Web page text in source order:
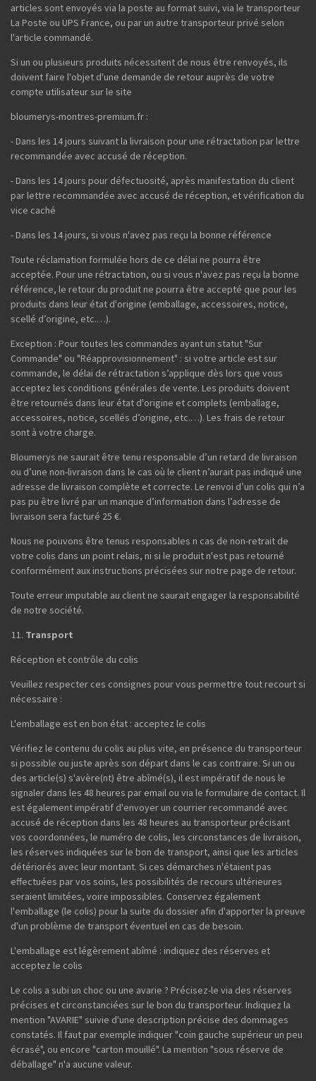
articles sont envoyés via la poste au format suivi, via le transporteur
La Poste ou UPS France, ou par un autre transporteur privé selon
l'article commandé.
Si un ou plusieurs produits nécessitent de nous être renvoyés, ils
doivent faire l'objet d'une demande de retour auprès de votre
compte utilisateur sur le site
bloumerys-montres-premium.fr :
- Dans les 14 jours suivant la livraison pour une rétractation par lettre
recommandée avec accusé de réception.
- Dans les 14 jours pour défectuosité, après manifestation du client
par lettre recommandée avec accusé de réception, et vérification du
vice caché
- Dans les 14 jours, si vous n'avez pas reçu la bonne référence
Toute réclamation formulée hors de ce délai ne pourra être
acceptée. Pour une rétractation, ou si vous n'avez pas reçu la bonne
référence, le retour du produit ne pourra être accepté que pour les
produits dans leur état d'origine (emballage, accessoires, notice,
scellé d’origine, etc.…).
Exception : Pour toutes les commandes ayant un statut "Sur
Commande" ou "Réapprovisionnement" : si votre article est sur
commande, le délai de rétractation s’applique dès lors que vous
acceptez les conditions générales de vente. Les produits doivent
être retournés dans leur état d'origine et complets (emballage,
accessoires, notice, scellés d’origine, etc.…). Les frais de retour
sont à votre charge.
Bloumerys ne saurait être tenu responsable d’un retard de livraison
ou d’une non-livraison dans le cas où le client n’aurait pas indiqué une
adresse de livraison complète et correcte. Le renvoi d’un colis qui n’a
pas pu être livré par un manque d’information dans l’adresse de
livraison sera facturé 25 €.
Nous ne pouvons être tenus responsables n cas de non-retrait de
votre colis dans un point relais, ni si le produit n'est pas retourné
conformément aux instructions précisées sur notre page de retour.
Toute erreur imputable au client ne saurait engager la responsabilité
de notre société.
Transport
Réception et contrôle du colis
Veuillez respecter ces consignes pour vous permettre tout recourt si
nécessaire :
L'emballage est en bon état : acceptez le colis
Vérifiez le contenu du colis au plus vite, en présence du transporteur
si possible ou juste après son départ dans le cas contraire. Si un ou
des article(s) s'avère(nt) être abîmé(s), il est impératif de nous le
signaler dans les 48 heures par email ou via le formulaire de contact. Il
est également impératif d'envoyer un courrier recommandé avec
accusé de réception dans les 48 heures au transporteur précisant
vos coordonnées, le numéro de colis, les circonstances de livraison,
les réserves indiquées sur le bon de transport, ainsi que les articles
détériorés avec leur montant. Si ces démarches n'étaient pas
effectuées par vos soins, les possibilités de recours ultérieures
seraient limitées, voire impossibles. Conservez également
l'emballage (le colis) pour la suite du dossier afin d'apporter la preuve
d'un problème de transport éventuel en cas de besoin.
L'emballage est légèrement abîmé : indiquez des réserves et
acceptez le colis
Le colis a subi un choc ou une avarie ? Précisez-le via des réserves
précises et circonstanciées sur le bon du transporteur. Indiquez la
mention "AVARIE" suivie d'une description précise des dommages
constatés. Il faut par exemple indiquer "coin gauche supérieur un peu
écrasé", ou encore "carton mouillé". La mention "sous réserve de
déballage" n'a aucune valeur.